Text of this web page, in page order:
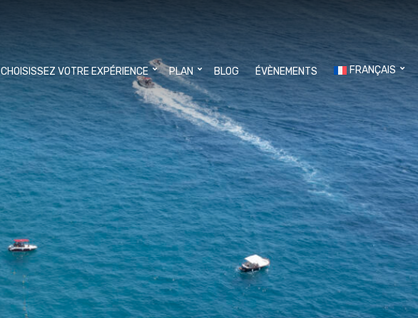
CHOISISSEZ VOTRE EXPÉRIENCE PLAN BLOG ÉVÈNEMENTS FRANÇAIS